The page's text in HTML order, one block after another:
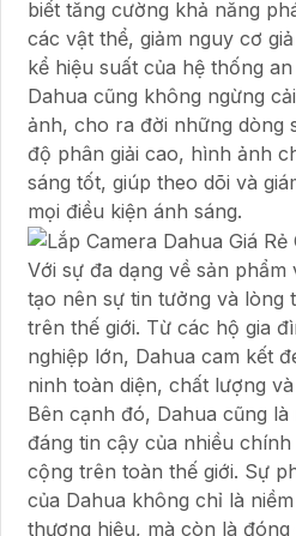
biết tăng cường khả năng
các vật thể, giảm nguy cơ
kể hiệu suất của hệ thống
Dahua cũng không ngừng
ảnh, cho ra đời những dòng
độ phân giải cao, hình ảnh
sáng tốt, giúp theo dõi và
mọi điều kiện ánh sáng.
Với sự đa dạng về sản phẩm
tạo nên sự tin tưởng và lòng
trên thế giới. Từ các hộ gia
nghiệp lớn, Dahua cam kết
ninh toàn diện, chất lượng
Bên cạnh đó, Dahua cũng
đáng tin cậy của nhiều
cộng trên toàn thế giới. Sự
của Dahua không chỉ là
thương hiệu, mà còn là